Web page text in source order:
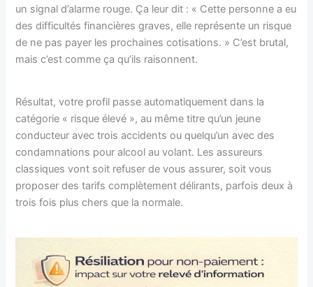
un signal d’alarme rouge. Ça leur dit : « Cette personne a eu
des difficultés financières graves, elle représente un risque
de ne pas payer les prochaines cotisations. » C’est brutal,
mais c’est comme ça qu’ils raisonnent.
Résultat, votre profil passe automatiquement dans la
catégorie « risque élevé », au même titre qu’un jeune
conducteur avec trois accidents ou quelqu’un avec des
condamnations pour alcool au volant. Les assureurs
classiques vont soit refuser de vous assurer, soit vous
proposer des tarifs complètement délirants, parfois deux à
trois fois plus chers que la normale.